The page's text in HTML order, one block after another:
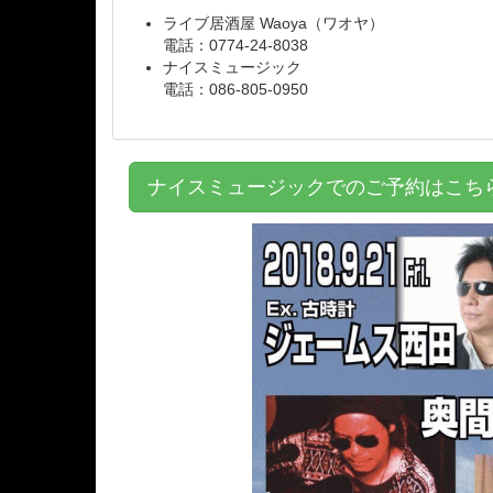
ライブ居酒屋 Waoya（ワオヤ）
電話：0774-24-8038
ナイスミュージック
電話：086-805-0950
ナイスミュージックでのご予約はこ